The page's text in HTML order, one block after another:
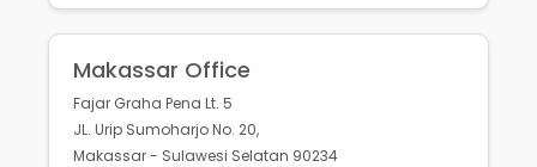
Makassar Office
Fajar Graha Pena Lt. 5
JL. Urip Sumoharjo No. 20,
Makassar - Sulawesi Selatan 90234